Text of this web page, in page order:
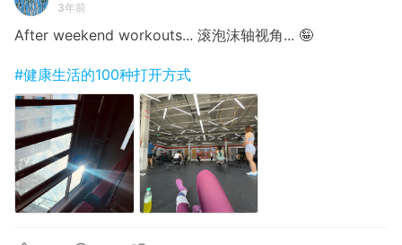
3年前
After weekend workouts... 滚泡沫轴视角... 🤪
#健康生活的100种打开方式